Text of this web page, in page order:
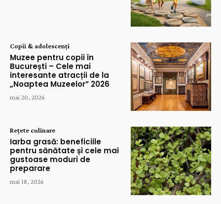
Copii & adolescenți
Muzee pentru copii în
București – Cele mai
interesante atracții de la
„Noaptea Muzeelor” 2026
mai 20, 2026
Rețete culinare
Iarba grasă: beneficiile
pentru sănătate și cele mai
gustoase moduri de
preparare
mai 18, 2026